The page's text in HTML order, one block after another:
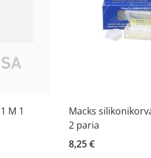
M 1
Macks
2 paria
8,25 €